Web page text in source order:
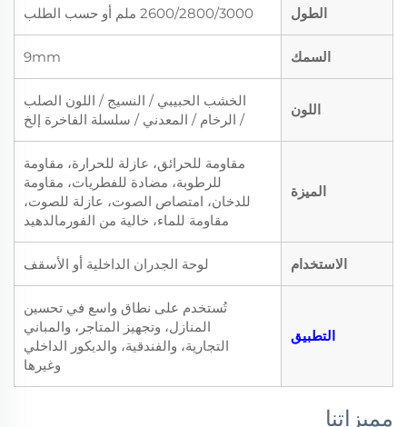
الطول 2600/2800/3000 ملم أو حسب الطلب
السمك 9mm
اللون
الخشب الحبيبي / النسيج / اللون الصلب
/ الرخام / المعدني / سلسلة الفاخرة إلخ
الميزة
مقاومة للحرائق، عازلة للحرارة، مقاومة
للرطوبة، مضادة للفطريات، مقاومة
للدخان، امتصاص الصوت، عازلة للصوت،
مقاومة للماء، خالية من الفورمالدهيد
الاستخدام لوحة الجدران الداخلية أو الأسقف
التطبيق
تُستخدم على نطاق واسع في تحسين
المنازل، وتجهيز المتاجر، والمباني
التجارية، والفندقية، والديكور الداخلي
وغيرها
مميزاتنا